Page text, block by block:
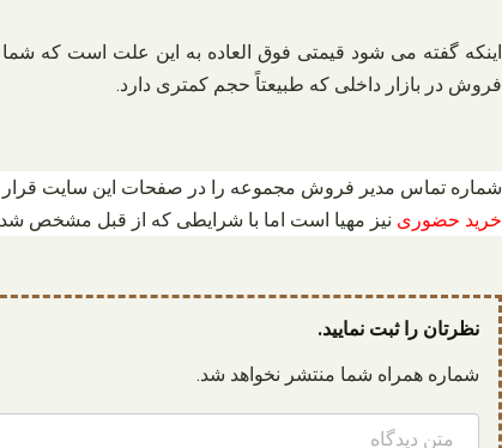
اینکه گفته می شود قیمتی فوق العاده به این علت است که شما
فروش در بازار داخلی که طبیعتاً حجم کمتری دارد.
شماره تماس مدیر فروش مجموعه را در صفحات این سایت قرار
خرید حضوری نیز مهیا است اما با شرایطی که از قبل مشخص
نظرتان را ثبت نمایید.
شماره همراه شما منتشر نخواهد شد.